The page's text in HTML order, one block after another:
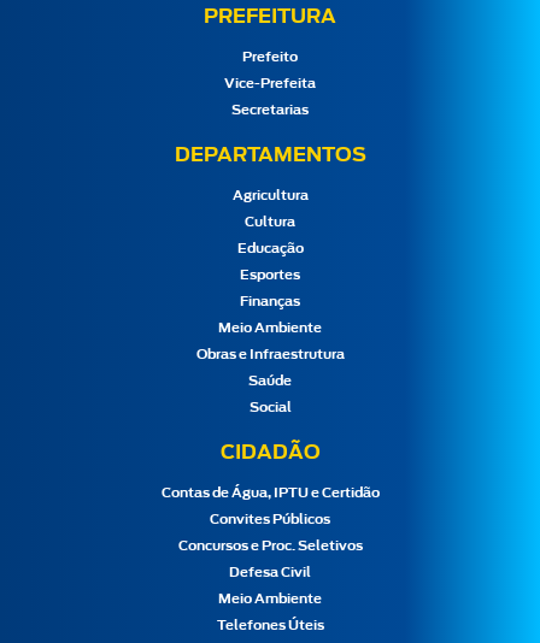
PREFEITURA
Prefeito
Vice-Prefeita
Secretarias
DEPARTAMENTOS
Agricultura
Cultura
Educação
Esportes
Finanças
Meio Ambiente
Obras e Infraestrutura
Saúde
Social
CIDADÃO
Contas de Água, IPTU e Certidão
Convites Públicos
Concursos e Proc. Seletivos
Defesa Civil
Meio Ambiente
Telefones Úteis